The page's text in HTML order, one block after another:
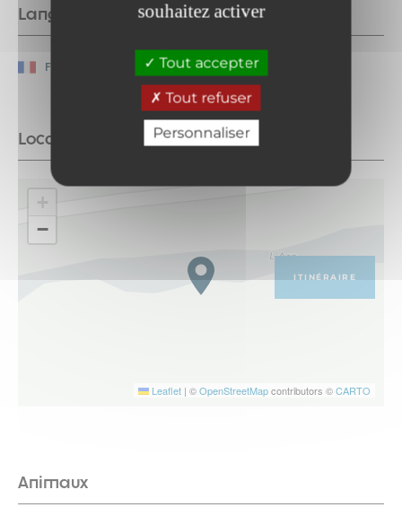
souhaitez activer
Tout accepter
Tout refuser
Personnaliser
Langues parlées
Français
Localisation
+
−
Leaflet | ©OpenStreetMapcontributors ©CARTO
ITINÉRAIRE
Animaux